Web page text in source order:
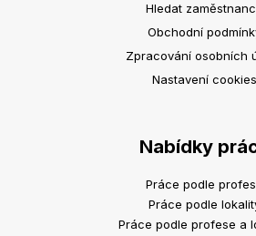
Hledat
Obchodní
Zpracování osobních
Nastavení cookies
Nabídky
Práce podle
Práce podle
Práce podle profese a